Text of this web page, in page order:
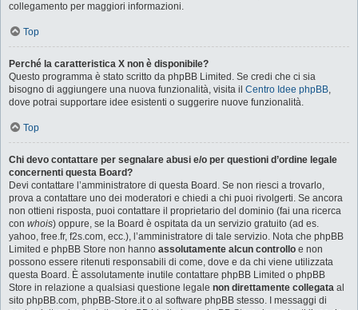
collegamento per maggiori informazioni.
Top
Perché la caratteristica X non è disponibile?
Questo programma è stato scritto da phpBB Limited. Se credi che ci sia
bisogno di aggiungere una nuova funzionalità, visita il Centro Idee phpBB,
dove potrai supportare idee esistenti o suggerire nuove funzionalità.
Top
Chi devo contattare per segnalare abusi e/o per questioni d’ordine legale
concernenti questa Board?
Devi contattare l’amministratore di questa Board. Se non riesci a trovarlo,
prova a contattare uno dei moderatori e chiedi a chi puoi rivolgerti. Se ancora
non ottieni risposta, puoi contattare il proprietario del dominio (fai una ricerca
con whois) oppure, se la Board è ospitata da un servizio gratuito (ad es.
yahoo, free.fr, f2s.com, ecc.), l’amministratore di tale servizio. Nota che phpBB
Limited e phpBB Store non hanno assolutamente alcun controllo e non
possono essere ritenuti responsabili di come, dove e da chi viene utilizzata
questa Board. È assolutamente inutile contattare phpBB Limited o phpBB
Store in relazione a qualsiasi questione legale non direttamente collegata al
sito phpBB.com, phpBB-Store.it o al software phpBB stesso. I messaggi di